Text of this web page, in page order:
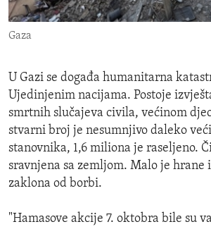
ENVIRONMENT AND HEALTH
IDEALS AND INSTITUTIONS
Gaza
U Gazi se događa humanitarna
Ujedinjenim nacijama. Postoje
smrtnih slučajeva civila, većinom
stvarni broj je nesumnjivo daleko
stanovnika, 1,6 miliona je raseljeno.
sravnjena sa zemljom. Malo je hrane
zaklona od borbi.
"Hamasove akcije 7. oktobra bile su